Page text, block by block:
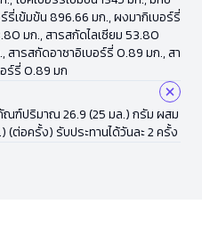
รี่เข้มข้น 896.66 มก., ผงมากิเบอร์รี่
มก., สารสกัดไลเซียม 53.80
สารสกัดอาซาอิเบอร์รี่ 0.89 มก., สา
ร์รี่ 0.89 มก
ณฑ์ปริมาณ 26.9 (25 มล.) กรัม ผสม
ต่อครั้ง) รับประทานได้วันละ 2 ครั้ง